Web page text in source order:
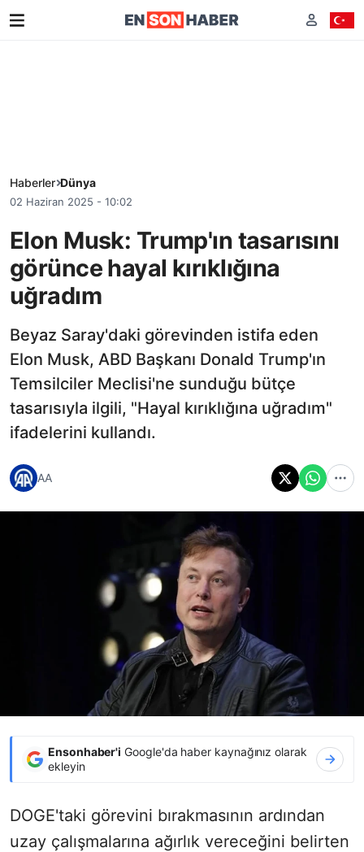
Haberler Dünya
02 Haziran 2025 - 10:02
Elon Musk: Trump'ın tasarısını
görünce hayal kırıklığına
uğradım
Beyaz Saray'daki görevinden istifa eden
Elon Musk, ABD Başkanı Donald Trump'ın
Temsilciler Meclisi'ne sunduğu bütçe
tasarısıyla ilgili, "Hayal kırıklığına uğradım"
ifadelerini kullandı.
AA
Ensonhaber'i Google'da haber kaynağınız olarak
ekleyin
DOGE'taki görevini bırakmasının ardından
uzay çalışmalarına ağırlık vereceğini belirten